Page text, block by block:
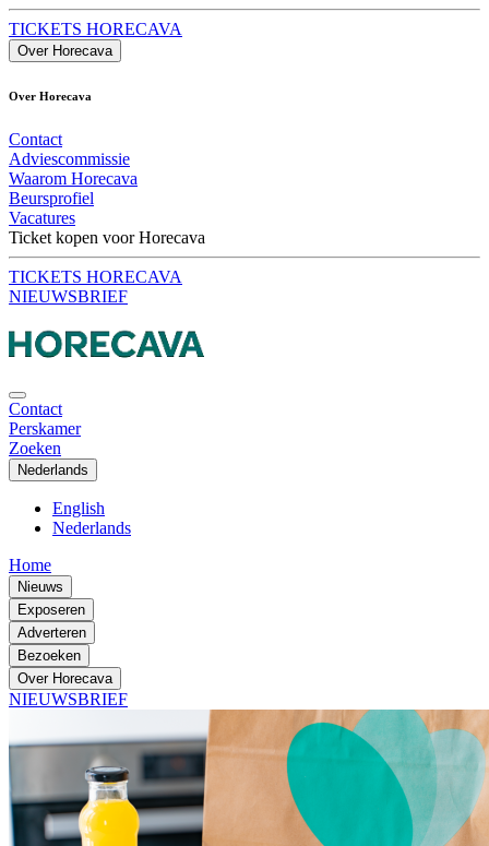
TICKETS HORECAVA
Over Horecava
Over Horecava
Contact
Adviescommissie
Waarom Horecava
Beursprofiel
Vacatures
Ticket kopen voor Horecava
TICKETS HORECAVA
NIEUWSBRIEF
Contact
Perskamer
Zoeken
Nederlands
English
Nederlands
Home
Nieuws
Exposeren
Adverteren
Bezoeken
Over Horecava
NIEUWSBRIEF